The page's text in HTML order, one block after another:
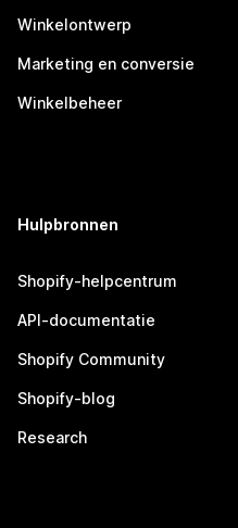
Winkelontwerp
Marketing en conversie
Winkelbeheer
Hulpbronnen
Shopify-helpcentrum
API-documentatie
Shopify Community
Shopify-blog
Research